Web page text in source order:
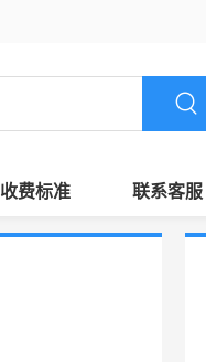
收费标准 联系客服